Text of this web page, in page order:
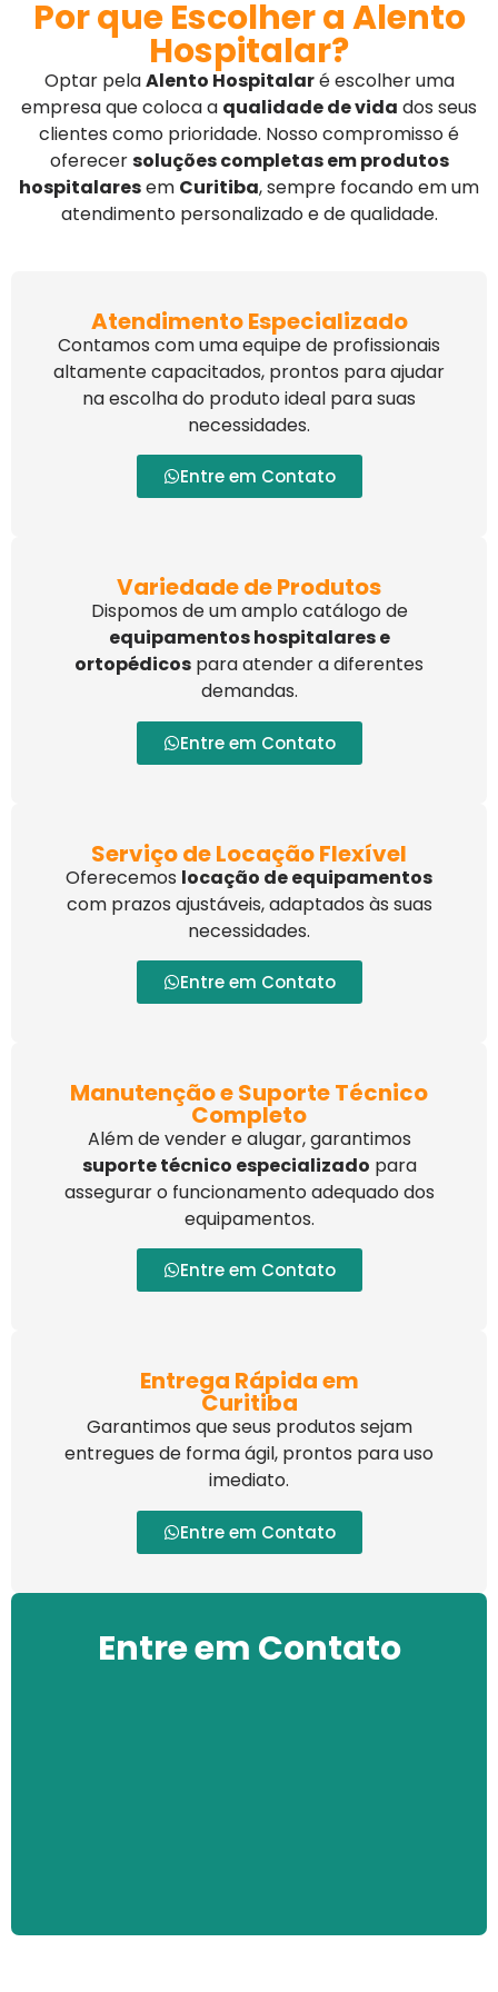
Por que Escolher a Alento
Hospitalar?
Optar pelaAlento Hospitalaré escolher uma
empresa que coloca a qualidade de vida dos seus
clientes como prioridade. Nosso compromisso é
oferecersoluções completas em produtos
hospitalaresem Curitiba, sempre focando em um
atendimento personalizado e de qualidade.
Atendimento Especializado
Contamos com uma equipe de profissionais
altamente capacitados, prontos para ajudar
na escolha do produto ideal para suas
necessidades.
Entre em Contato
Variedade de Produtos
Dispomos de um amplo catálogo de
equipamentos hospitalares e
ortopédicos para atender a diferentes
demandas.
Entre em Contato
Serviço de Locação Flexível
Oferecemos locação de equipamentos
com prazos ajustáveis, adaptados às suas
necessidades.
Entre em Contato
Manutenção e Suporte Técnico
Completo
Além de vender e alugar, garantimos
suporte técnico especializado para
assegurar o funcionamento adequado dos
equipamentos.
Entre em Contato
Entrega Rápida em
Curitiba
Garantimos que seus produtos sejam
entregues de forma ágil, prontos para uso
imediato.
Entre em Contato
Entre em Contato